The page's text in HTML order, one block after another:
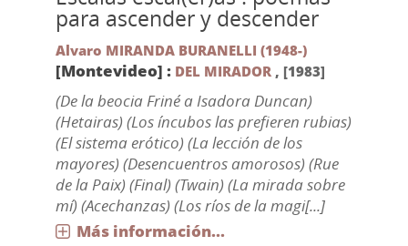
para ascender y descender
Alvaro MIRANDA BURANELLI (1948-)
[Montevideo] : DEL MIRADOR, [1983]
(De la beocia Friné a Isadora Duncan)
(Hetairas) (Los íncubos las prefieren rubias)
(El sistema erótico) (La lección de los
mayores) (Desencuentros amorosos) (Rue
de la Paix) (Final) (Twain) (La mirada sobre
mí) (Acechanzas) (Los ríos de la magi[...]
Más información...